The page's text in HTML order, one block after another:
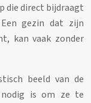
die direct bijdraagt
gezin dat zijn
kan vaak zonder
beeld van de
is om ze te